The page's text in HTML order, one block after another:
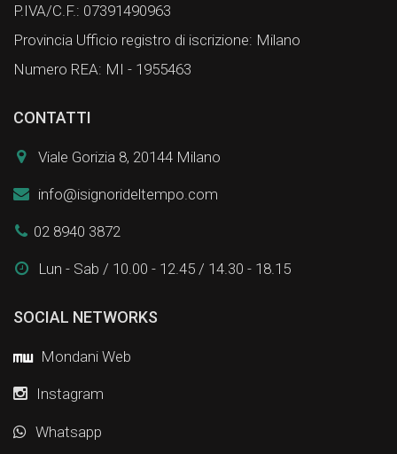
P.IVA/C.F.: 07391490963
Provincia Ufficio registro di iscrizione: Milano
Numero REA: MI - 1955463
CONTATTI
Viale Gorizia 8, 20144 Milano
info@isignorideltempo.com
02 8940 3872
Lun - Sab / 10.00 - 12.45 / 14.30 - 18.15
SOCIAL NETWORKS
Mondani Web
Instagram
Whatsapp